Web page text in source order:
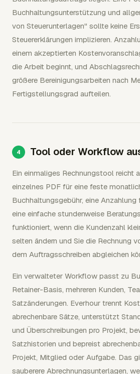
Buchhaltungsunterstützung und
von Steuerunterlagen" sollte keine
Steuererklärungen implizieren.
einem akzeptierten
die Arbeit beginnt, und
größere Bereinigungsarbeiten nach
Fertigstellungsgrad aufteilen.
Tool oder Workflow
Ein einmaliges Rechnungstool reicht
einzelnes PDF für eine feste
Buchhaltungsgebühr, eine
eine einfache stundenweise
funktioniert, wenn die Kundenzahl
selten ändern und Sie die Rechnung
dem Auftragsschreiben abgleichen
Ein verwalteter Workflow passt zu
Retainer-Basis, mehreren Kunden,
Satzänderungen. Everhour trennt
abrechenbare Sätze, unterstützt
und Überschreibungen pro Projekt,
Satzhistorien und bepreist
Projekt, Mitglied oder Aufgabe. Das
sauberere Abrechnungsunterlagen,